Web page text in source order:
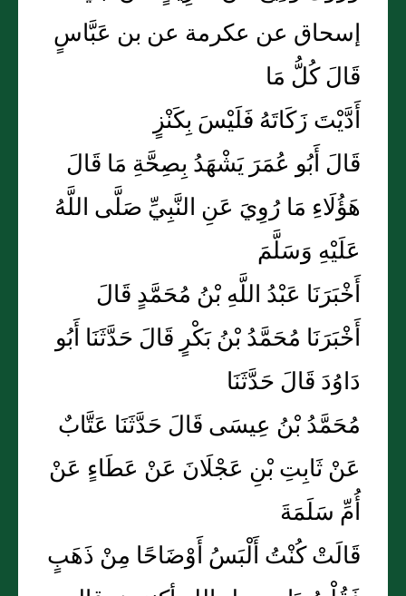
إسحاق عن عكرمة عن بن عَبَّاسٍ
قَالَ كُلُّ مَا
أَدَّيْتَ زَكَاتَهُ فَلَيْسَ بِكَنْزٍ
قَالَ أَبُو عُمَرَ يَشْهَدُ بِصِحَّةِ مَا قَالَ
هَؤُلَاءِ مَا رُوِيَ عَنِ النَّبِيِّ صَلَّى اللَّهُ
عَلَيْهِ وَسَلَّمَ
أَخْبَرَنَا عَبْدُ اللَّهِ بْنُ مُحَمَّدٍ قَالَ
أَخْبَرَنَا مُحَمَّدُ بْنُ بَكْرٍ قَالَ حَدَّثَنَا أَبُو
دَاوُدَ قَالَ حَدَّثَنَا
مُحَمَّدُ بْنُ عِيسَى قَالَ حَدَّثَنَا عَتَّابٌ
عَنْ ثَابِتِ بْنِ عَجْلَانَ عَنْ عَطَاءٍ عَنْ
أُمِّ سَلَمَةَ
قَالَتْ كُنْتُ أَلْبَسُ أَوْضَاحًا مِنْ ذَهَبٍ